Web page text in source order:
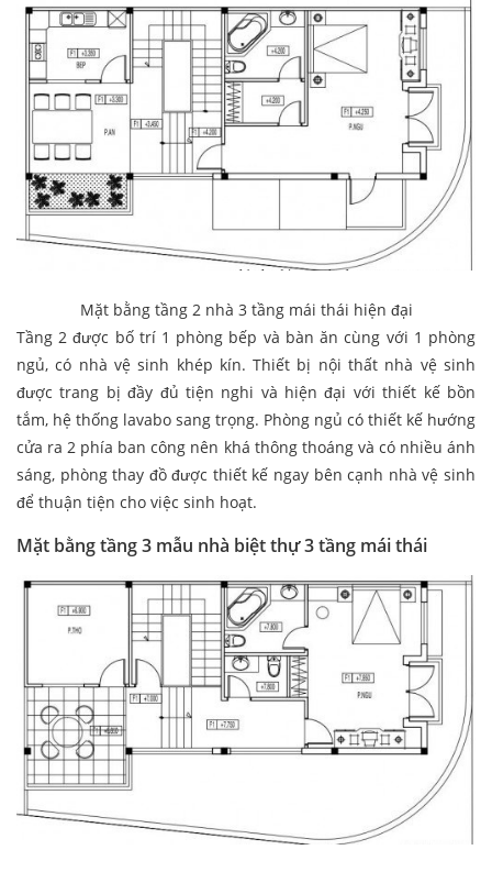
Mặt bằng tầng 2 nhà 3 tầng mái thái hiện đại
Tầng 2 được bố trí 1 phòng bếp và bàn ăn cùng với 1 phòng
ngủ, có nhà vệ sinh khép kín. Thiết bị nội thất nhà vệ sinh
được trang bị đầy đủ tiện nghi và hiện đại với thiết kế bồn
tắm, hệ thống lavabo sang trọng. Phòng ngủ có thiết kế hướng
cửa ra 2 phía ban công nên khá thông thoáng và có nhiều ánh
sáng, phòng thay đồ được thiết kế ngay bên cạnh nhà vệ sinh
để thuận tiện cho việc sinh hoạt.
Mặt bằng tầng 3 mẫu nhà biệt thự 3 tầng mái thái